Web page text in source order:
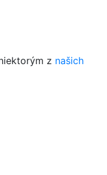
z našich